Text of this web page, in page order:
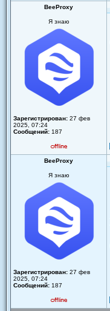
BeeProxy
Я знаю
Зарегистрирован: 27 фев
2025, 07:24
Сообщений: 187
BeeProxy
Я знаю
Зарегистрирован: 27 фев
2025, 07:24
Сообщений: 187